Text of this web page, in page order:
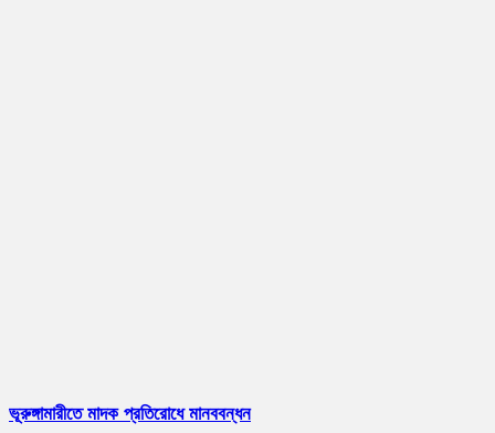
ভূরুঙ্গামারীতে মাদক প্রতিরোধে মানববন্ধন